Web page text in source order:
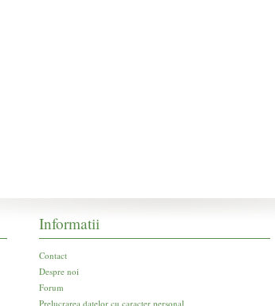
Informatii
Contact
Despre noi
Forum
Prelucrarea datelor cu caracter personal